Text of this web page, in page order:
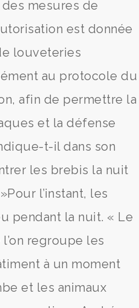
mesures de
est donnée
louveteries
au protocole du
afin de permettre la
et la défense
t-il dans son
les brebis la nuit
l’instant, les
pendant la nuit. « Le
regroupe les
à un moment
et les animaux